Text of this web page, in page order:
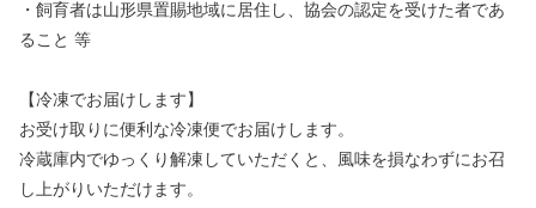
・飼育者は山形県置賜地域に居住し、協会の認定を受けた者であ
ること 等
【冷凍でお届けします】
お受け取りに便利な冷凍便でお届けします。
冷蔵庫内でゆっくり解凍していただくと、風味を損なわずにお召
し上がりいただけます。